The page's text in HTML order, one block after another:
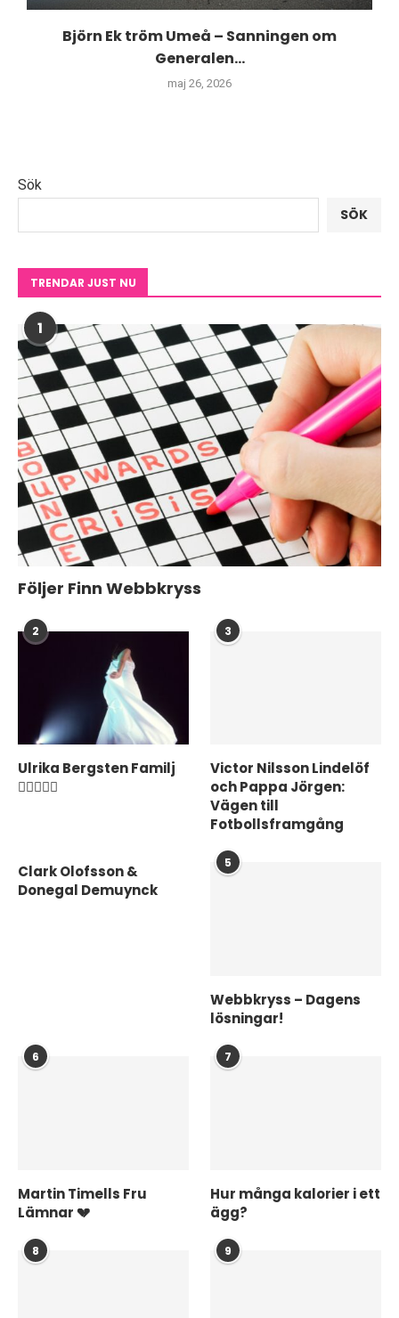
Björn Ek tröm Umeå – Sanningen om
Generalen...
maj 26, 2026
Sök
SÖK
TRENDAR JUST NU
1
Följer Finn Webbkryss
2
Ulrika Bergsten Familj
❤️‍👨‍👩‍👦‍👦
3
Victor Nilsson Lindelöf
och Pappa Jörgen:
Vägen till
Fotbollsframgång
Clark Olofsson &
Donegal Demuynck
5
Webbkryss – Dagens
lösningar!
6
Martin Timells Fru
Lämnar 💔
7
Hur många kalorier i ett
ägg?
8 9